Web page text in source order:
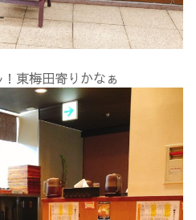
東梅田寄りかなぁ